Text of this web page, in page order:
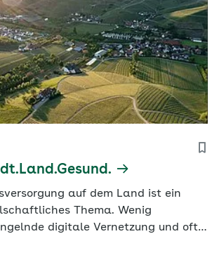
auf dem Land ist ein
Thema. Wenig
digitale Vernetzung und oft